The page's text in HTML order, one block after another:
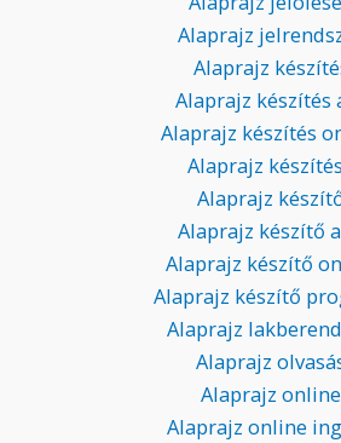
Alaprajz
Alaprajz
Alaprajz készítés
Alaprajz készítés
Alaprajz
Alaprajz
Alaprajz készítő
Alaprajz készítő
Alaprajz készítő
Alaprajz
Alaprajz
Alaprajz online
Alaprajz online